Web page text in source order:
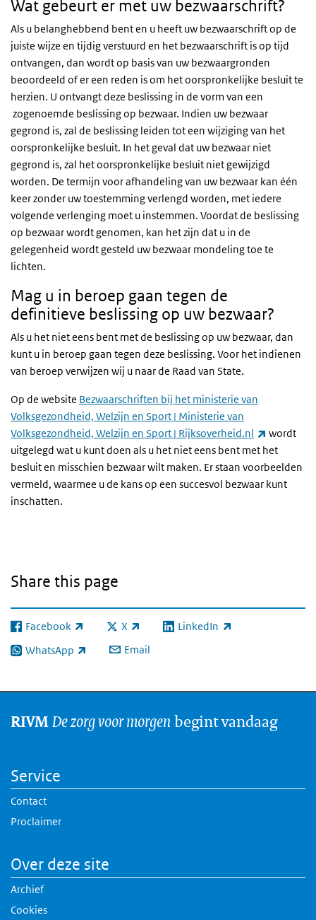
Wat gebeurt er met uw bezwaarschrift?
Als u belanghebbend bent en u heeft uw bezwaarschrift op de
juiste wijze en tijdig verstuurd en het bezwaarschrift is op tijd
ontvangen, dan wordt op basis van uw bezwaargronden
beoordeeld of er een reden is om het oorspronkelijke besluit te
herzien. U ontvangt deze beslissing in de vorm van een
zogenoemde beslissing op bezwaar. Indien uw bezwaar
gegrond is, zal de beslissing leiden tot een wijziging van het
oorspronkelijke besluit. In het geval dat uw bezwaar niet
gegrond is, zal het oorspronkelijke besluit niet gewijzigd
worden. De termijn voor afhandeling van uw bezwaar kan één
keer zonder uw toestemming verlengd worden, met iedere
volgende verlenging moet u instemmen. Voordat de beslissing
op bezwaar wordt genomen, kan het zijn dat u in de
gelegenheid wordt gesteld uw bezwaar mondeling toe te
lichten.
Mag u in beroep gaan tegen de
definitieve beslissing op uw bezwaar?
Als u het niet eens bent met de beslissing op uw bezwaar, dan
kunt u in beroep gaan tegen deze beslissing. Voor het indienen
van beroep verwijzen wij u naar de Raad van State.
Op de website Bezwaarschriften bij het ministerie van
Volksgezondheid, Welzijn en Sport | Ministerie van
Volksgezondheid, Welzijn en Sport | Rijksoverheid.nl
(link is
wordt
uitgelegd wat u kunt doen als u het niet eens bent met het
besluit en misschien bezwaar wilt maken. Er staan voorbeelden
vermeld, waarmee u de kans op een succesvol bezwaar kunt
inschatten.
Share this page
Facebook
(link is external) X
(link is external)LinkedIn
(link is external)
WhatsApp
(link is external) Email
RIVMDe zorg voor morgen begint vandaag
Service
Contact
Proclaimer
Over deze site
Archief
Cookies